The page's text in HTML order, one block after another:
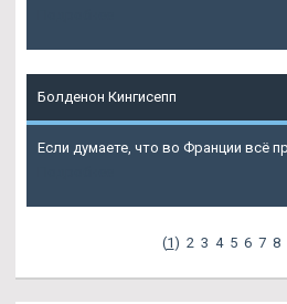
Болденон Кингисепп
Если думаете, что во Франции всё
(1) 2 3 4 5 6 7 8